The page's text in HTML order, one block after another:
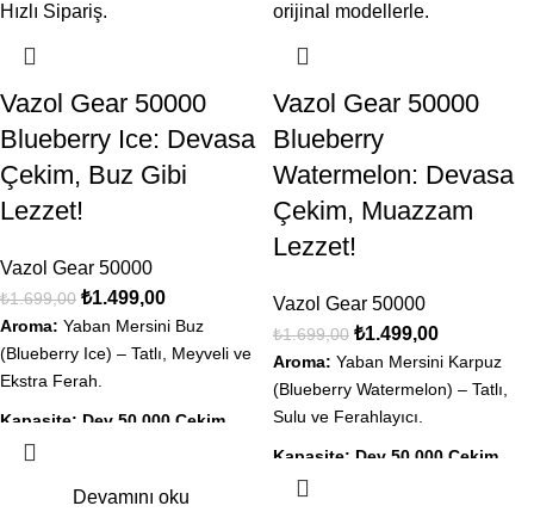
Durum:Orijinal Kapalı Kutu, Aynı
Vazol Gear 50000
Blueberry Ice: Devasa
Çekim, Buz Gibi
Lezzet!
Vazol Gear 50000
₺1.699,00 ₺1.499,00
Aroma: Yaban Mersini Buz
(Blueberry Ice) – Tatlı, Meyveli ve
Ekstra Ferah.
Kapasite: Dev 50.000 Çekim
(Aylar süren kullanım).
Likit ve Şarj göstergeli
Devamını oku
Vazol Gear 50000
Blueberry
Watermelon: Devasa
Çekim, Muazzam
Lezzet!
Vazol Gear 50000
₺1.699,00 ₺1.499,00
Aroma: Yaban Mersini Karpuz
(Blueberry Watermelon) – Tatlı,
Sulu ve Ferahlayıcı.
Kapasite: Dev 50.000 Çekim
(Aylar süren kullanım).